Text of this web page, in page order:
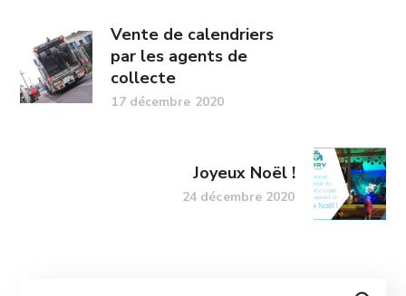
Vente de calendriers
par les agents de
collecte
17 décembre 2020
Joyeux Noël !
24 décembre 2020